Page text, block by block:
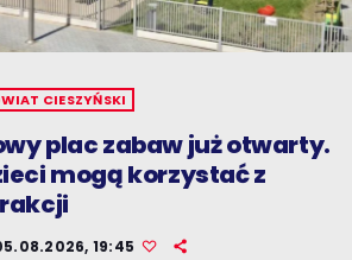
CIESZYŃSKI
plac zabaw już otwarty.
mogą korzystać z
19:45